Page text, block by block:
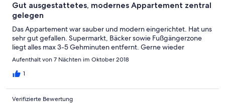
Gut ausgestattetes, modernes Appartement zentral
gelegen
Das Appartement war sauber und modern eingerichtet. Hat uns
sehr gut gefallen. Supermarkt, Bäcker sowie Fußgängerzone
liegt alles max 3-5 Gehminuten entfernt. Gerne wieder
Aufenthalt von 7 Nächten im Oktober 2018
1
Verifizierte Bewertung